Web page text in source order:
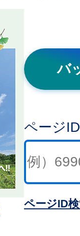
バ
ページ
ページID